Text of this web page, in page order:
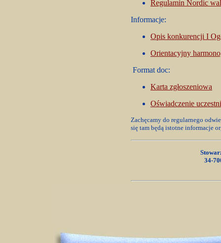
Regulamin Nordic
Informacje:
Opis konkurencji I
Orientacyjny
Format doc:
Karta zgłoszeniowa
Oświadczenie
Zachęcamy do regularnego
się tam będą istotne informacje
34-